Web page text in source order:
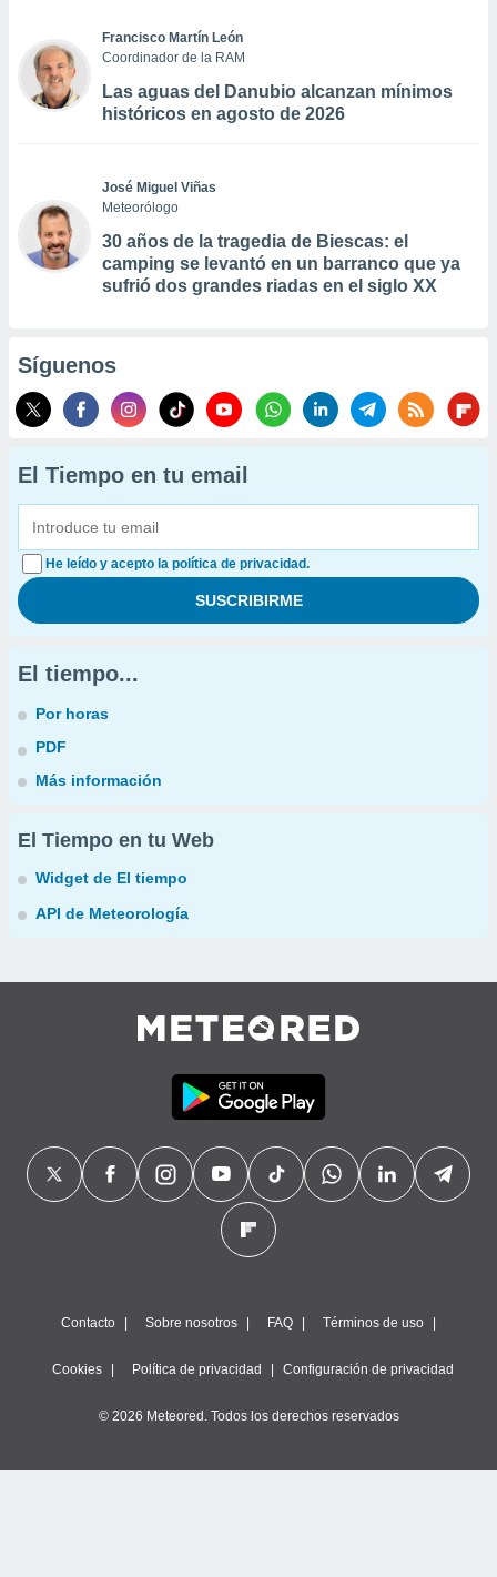
Francisco Martín León
Coordinador de la RAM
Las aguas del Danubio alcanzan mínimos
históricos en agosto de 2026
José Miguel Viñas
Meteorólogo
30 años de la tragedia de Biescas: el
camping se levantó en un barranco que ya
sufrió dos grandes riadas en el siglo XX
Síguenos
El Tiempo en tu email
He leído y acepto la política de privacidad.
El tiempo...
Por horas
PDF
Más información
El Tiempo en tu Web
Widget de El tiempo
API de Meteorología
Contacto Sobre nosotros FAQ Términos de uso
Cookies Política de privacidad Configuración de privacidad
© 2026 Meteored. Todos los derechos reservados